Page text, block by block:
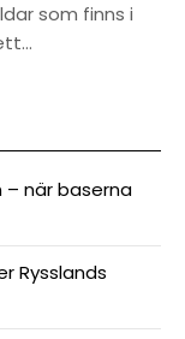
som finns i
– när baserna
Rysslands